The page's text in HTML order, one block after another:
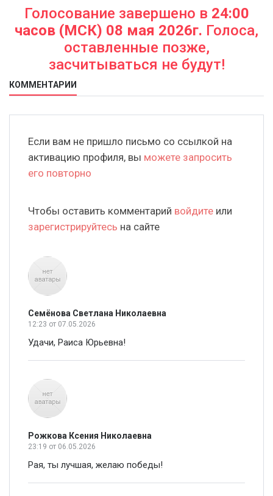
Голосование завершено в 24:00
часов (МСК) 08 мая 2026г. Голоса,
оставленные позже,
засчитываться не будут!
КОММЕНТАРИИ
Если вам не пришло письмо со ссылкой на
активацию профиля, вы можете запросить
его повторно
Чтобы оставить комментарий войдите или
зарегистрируйтесь на сайте
Семёнова Светлана Николаевна
12:23 от 07.05.2026
Удачи, Раиса Юрьевна!
Рожкова Ксения Николаевна
23:19 от 06.05.2026
Рая, ты лучшая, желаю победы!